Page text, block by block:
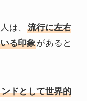
は、 流行に左右
る印象があると
ドとして世界的